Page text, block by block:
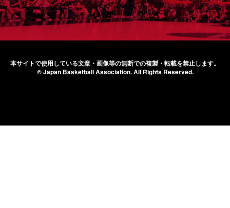
本サイトで使用している文章・画像等の無断での複製・転載を禁止します。
© Japan Basketball Association.All Rights Reserved.